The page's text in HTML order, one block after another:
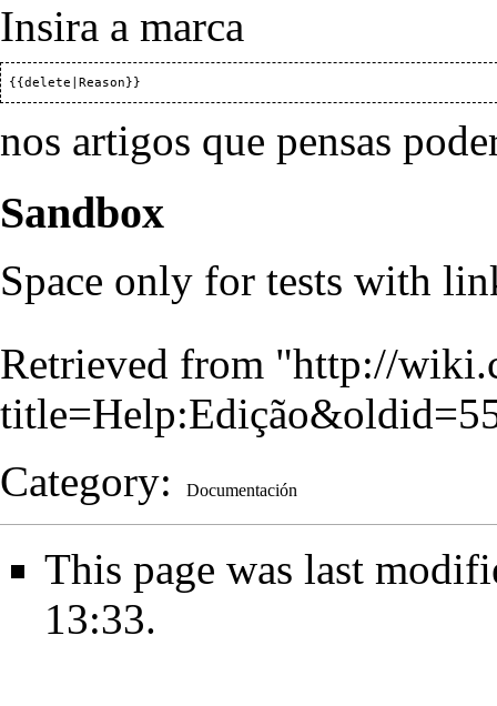
Insira a marca
{{delete|Reason}}
nos artigos que pensas
Sandbox
Space only for tests with
Retrieved from "http://
Category: Documentación
This page was last
13:33.